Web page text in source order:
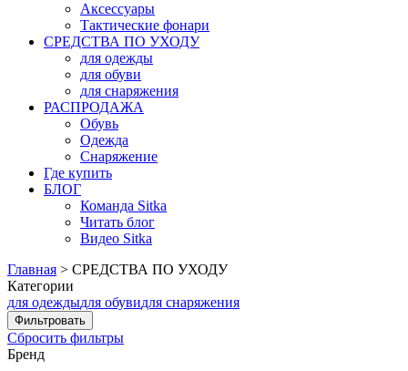
Аксессуары
Тактические фонари
СРЕДСТВА ПО УХОДУ
для одежды
для обуви
для снаряжения
РАСПРОДАЖА
Обувь
Одежда
Снаряжение
Где купить
БЛОГ
Команда Sitka
Читать блог
Видео Sitka
Главная > СРЕДСТВА ПО УХОДУ
Категории
для одеждыдля обувидля снаряжения
Сбросить фильтры
Бренд